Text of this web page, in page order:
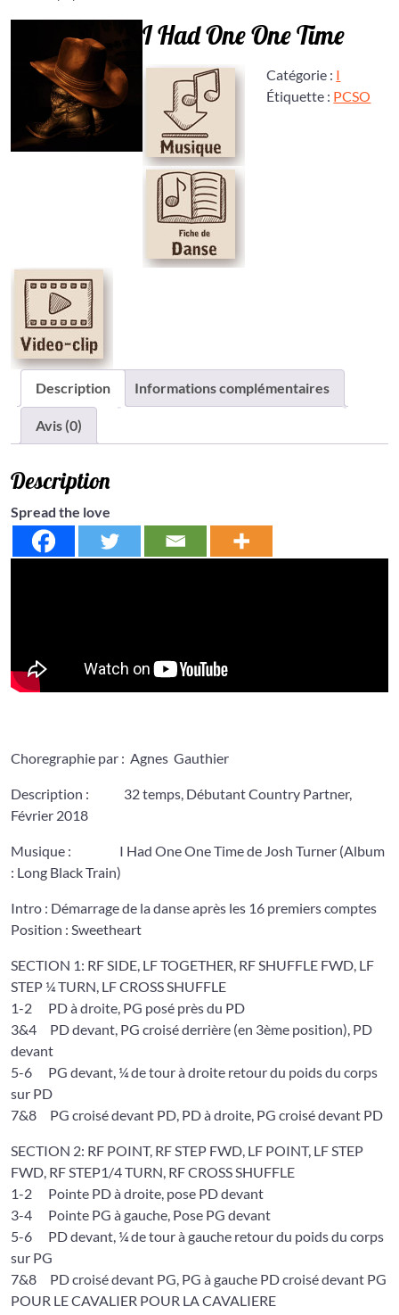
I Had One One Time
Catégorie : I
Étiquette : PCSO
Description Informations complémentaires
Avis (0)
Description
Spread the love
Choregraphie par : Agnes Gauthier
Description : 32 temps, Débutant Country Partner,
Février 2018
Musique : I Had One One Time de Josh Turner (Album
: Long Black Train)
Intro : Démarrage de la danse après les 16 premiers comptes
Position : Sweetheart
SECTION 1: RF SIDE, LF TOGETHER, RF SHUFFLE FWD, LF
STEP ¼ TURN, LF CROSS SHUFFLE
1-2 PD à droite, PG posé près du PD
3&4 PD devant, PG croisé derrière (en 3ème position), PD
devant
5-6 PG devant, ¼ de tour à droite retour du poids du corps
sur PD
7&8 PG croisé devant PD, PD à droite, PG croisé devant PD
SECTION 2: RF POINT, RF STEP FWD, LF POINT, LF STEP
FWD, RF STEP1/4 TURN, RF CROSS SHUFFLE
1-2 Pointe PD à droite, pose PD devant
3-4 Pointe PG à gauche, Pose PG devant
5-6 PD devant, ¼ de tour à gauche retour du poids du corps
sur PG
7&8 PD croisé devant PG, PG à gauche PD croisé devant PG
POUR LE CAVALIER POUR LA CAVALIERE